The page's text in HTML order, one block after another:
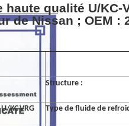
haute qualité U/KC-
de Nissan ; OEM :
Structure :
KC-VRG
Type de fluide de